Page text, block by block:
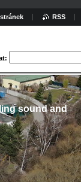
sound and
RSS